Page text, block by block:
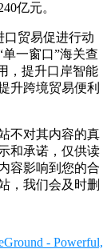
亿元。
口贸易促进行动
一窗口”海关查
，提升口岸智能
升跨境贸易便利
不对其内容的真
和承诺，仅供读
容影响到您的合
，我们会及时删